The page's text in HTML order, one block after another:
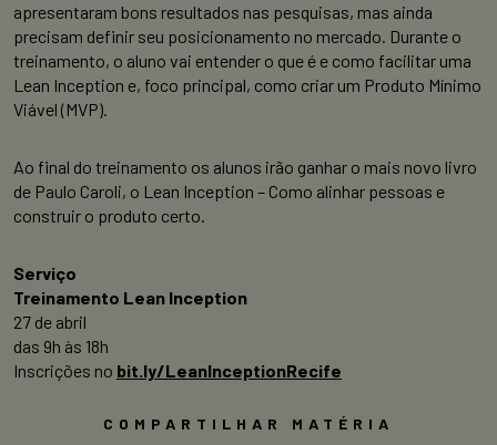
apresentaram bons resultados nas pesquisas, mas ainda
precisam definir seu posicionamento no mercado. Durante o
treinamento, o aluno vai entender o que é e como facilitar uma
Lean Inception e, foco principal, como criar um Produto Mínimo
Viável (MVP).
Ao final do treinamento os alunos irão ganhar o mais novo livro
de Paulo Caroli, o Lean Inception – Como alinhar pessoas e
construir o produto certo.
Serviço
Treinamento Lean Inception
27 de abril
das 9h às 18h
Inscrições no bit.ly/LeanInceptionRecife
COMPARTILHAR MATÉRIA